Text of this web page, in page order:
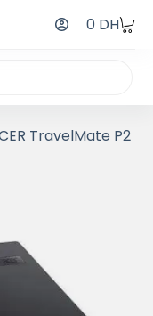
0 DH
TravelMate P2